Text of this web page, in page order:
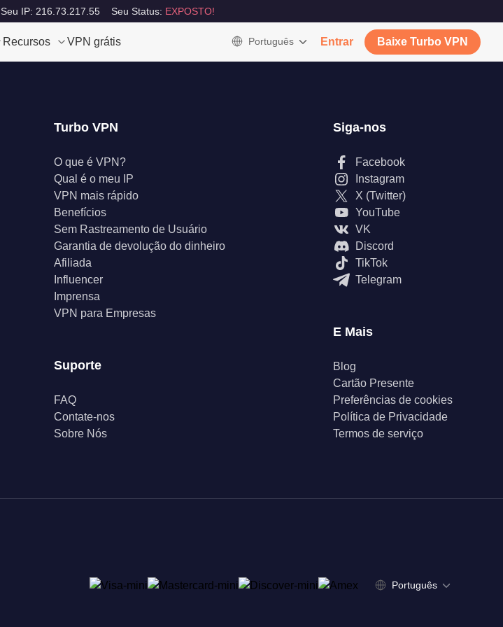
Seu IP: 216.73.217.55 Seu Status: EXPOSTO!
Recursos VPN grátis Português Entrar Baixe Turbo VPN
Turbo VPN
O que é VPN?
Qual é o meu IP
VPN mais rápido
Benefícios
Sem Rastreamento de Usuário
Garantia de devolução do dinheiro
Afiliada
Influencer
Imprensa
VPN para Empresas
Suporte
FAQ
Contate-nos
Sobre Nós
Siga-nos
Facebook
Instagram
X (Twitter)
YouTube
VK
Discord
TikTok
Telegram
E Mais
Blog
Cartão Presente
Preferências de cookies
Política de Privacidade
Termos de serviço
Português